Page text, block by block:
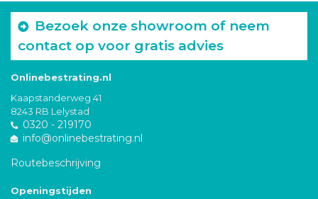
Bezoek onze showroom of neem
contact op voor gratis advies
Onlinebestrating.nl
Kaapstanderweg 41
8243 RB Lelystad
0320 - 219170
info@onlinebestrating.nl
Routebeschrijving
Openingstijden